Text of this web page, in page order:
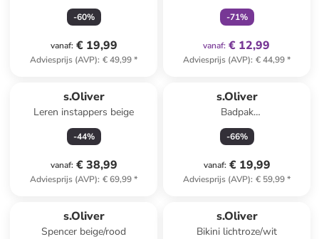
-60%
vanaf: € 19,99
Adviesprijs (AVP): € 49,99*
-71%
vanaf: € 12,99
Adviesprijs (AVP): € 44,99*
s.Oliver
Leren instappers beige
-44%
vanaf: € 38,99
Adviesprijs (AVP): € 69,99*
s.Oliver
Badpak
crème/lichtroze/olijfgroen
-66%
vanaf: € 19,99
Adviesprijs (AVP): € 59,99*
s.Oliver
Spencer beige/rood
s.Oliver
Bikini lichtroze/wit